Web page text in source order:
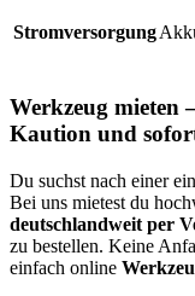
Stromversorgung
Werkzeug mieten
Kaution und
Du suchst nach einer
Bei uns mietest du
deutschlandweit per
zu bestellen. Keine
einfach online